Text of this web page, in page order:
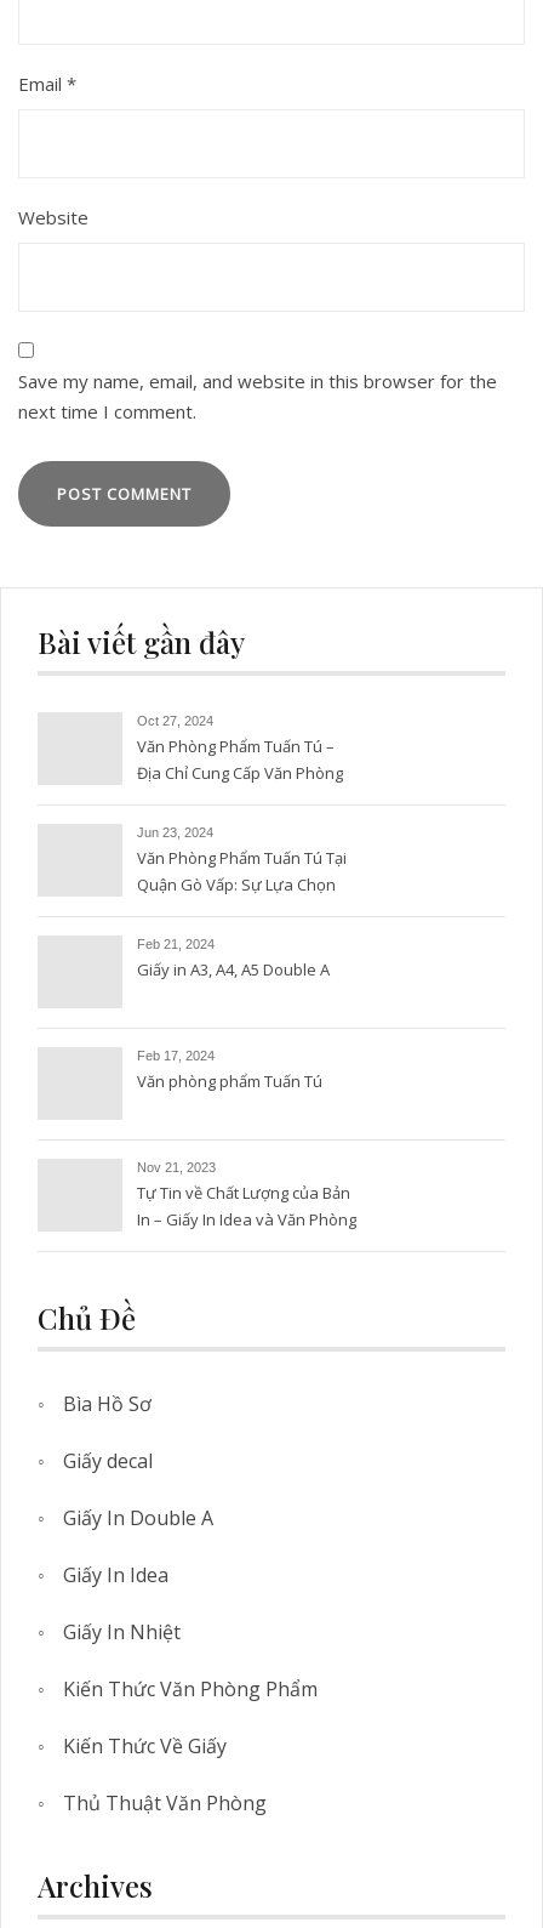
Email *
Website
Save my name, email, and website in this browser for the
next time I comment.
Bài viết gần đây
Oct 27, 2024
Văn Phòng Phẩm Tuấn Tú –
Địa Chỉ Cung Cấp Văn Phòng
Jun 23, 2024
Văn Phòng Phẩm Tuấn Tú Tại
Quận Gò Vấp: Sự Lựa Chọn
Feb 21, 2024
Giấy in A3, A4, A5 Double A
Feb 17, 2024
Văn phòng phẩm Tuấn Tú
Nov 21, 2023
Tự Tin về Chất Lượng của Bản
In – Giấy In Idea và Văn Phòng
Chủ Đề
Bìa Hồ Sơ
Giấy decal
Giấy In Double A
Giấy In Idea
Giấy In Nhiệt
Kiến Thức Văn Phòng Phẩm
Kiến Thức Về Giấy
Thủ Thuật Văn Phòng
Archives